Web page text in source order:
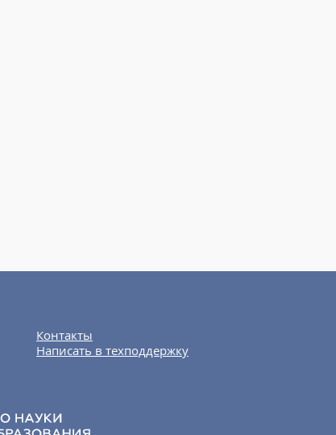
Контакты
Написать в техподдержку